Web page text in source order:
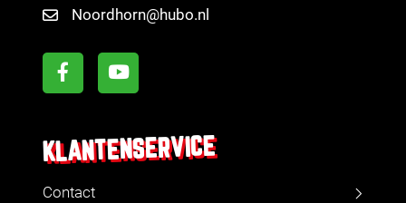
Noordhorn@hubo.nl
KLANTENSERVICE
Contact